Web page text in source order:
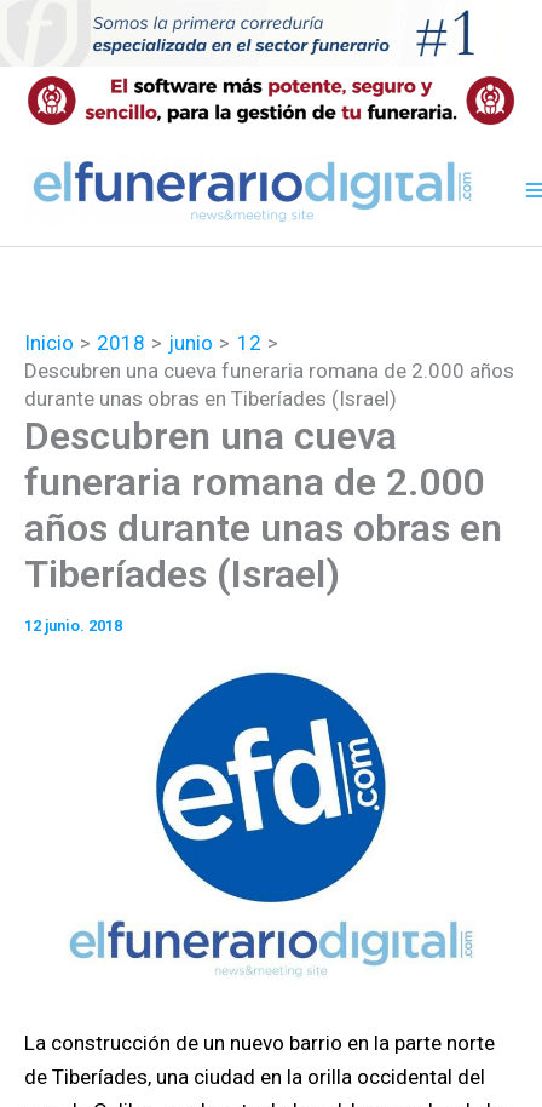
contenido
Inicio 2018 junio
12
Descubren una cueva funeraria romana de 2.000 años
durante unas obras en Tiberíades (Israel)
Descubren una cueva
funeraria romana de 2.000
años durante unas obras en
Tiberíades (Israel)
12 junio. 2018
La construcción de un nuevo barrio en la parte norte
de Tiberíades, una ciudad en la orilla occidental del